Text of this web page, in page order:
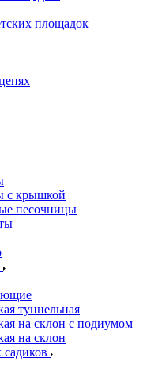
площадок
с крышкой
песочницы
туннельная
на склон с подиумом
на склон